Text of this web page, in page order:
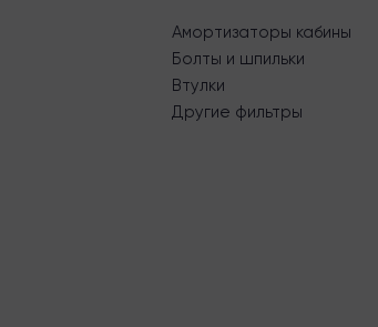
Амортизаторы кабины
Болты и шпильки
Втулки
Другие фильтры